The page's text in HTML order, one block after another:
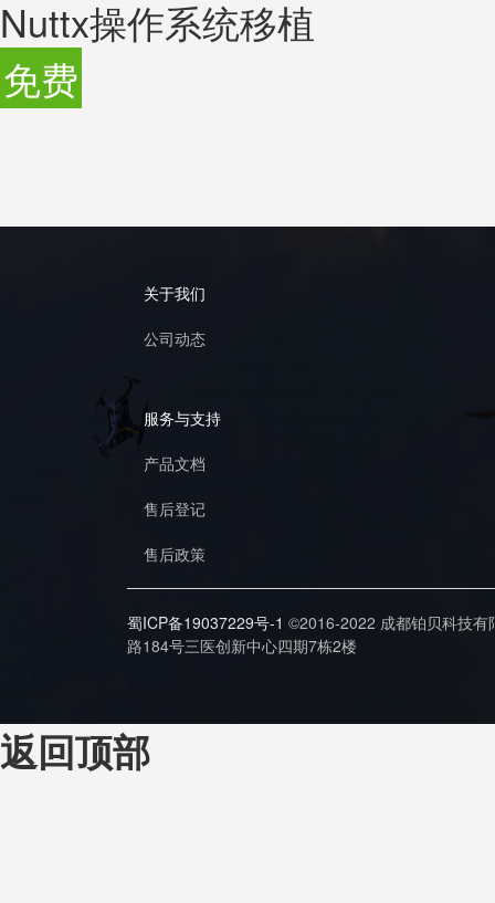
Nuttx操作系统移植
免费
关于我们
公司动态
服务与支持
产品文档
售后登记
售后政策
蜀ICP备19037229号-1 ©2016-2022 成都铂贝科技
路184号三医创新中心四期7栋2楼
返回顶部